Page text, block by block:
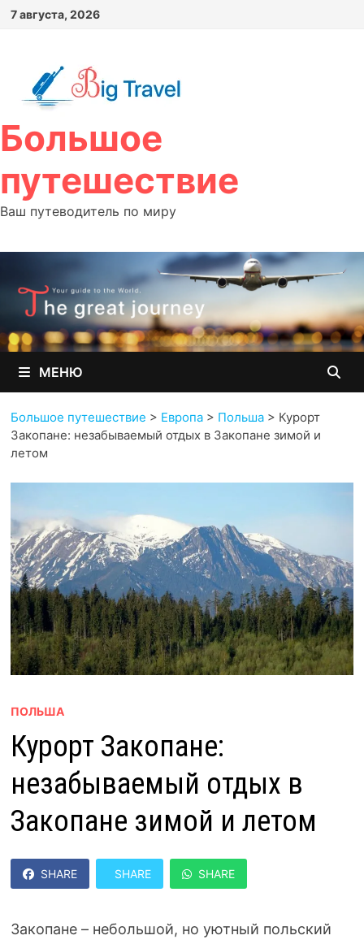
Перейти
7 августа, 2026
Большое
путешествие
Ваш путеводитель по миру
МЕНЮ
Большое путешествие > Европа> Польша> Курорт
Закопане: незабываемый отдых в Закопане зимой и
летом
ПОЛЬША
Курорт Закопане:
незабываемый отдых в
Закопане зимой и летом
SHARE SHARE SHARE
Закопане – небольшой, но уютный польский